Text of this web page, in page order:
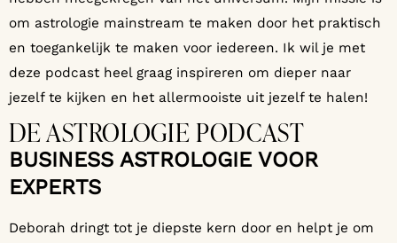
om astrologie mainstream te maken door het praktisch
en toegankelijk te maken voor iedereen. Ik wil je met
deze podcast heel graag inspireren om dieper naar
jezelf te kijken en het allermooiste uit jezelf te halen!
DE ASTROLOGIE PODCAST
BUSINESS ASTROLOGIE VOOR
EXPERTS
Deborah dringt tot je diepste kern door en helpt je om